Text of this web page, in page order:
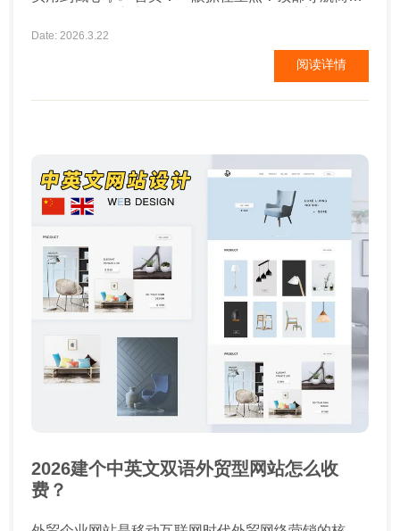
企业实力，搭配真实项目案例缩略图，3秒让访客知道
你是做什么的、优势在哪，加载速度控制在3秒内，避
Date: 2026.3.22
阅读详情
2026建个中英文双语外贸型网站怎么收
费？